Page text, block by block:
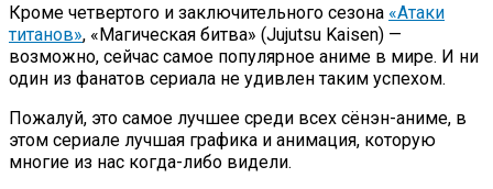
Кроме четвертого и заключительного сезона «Атаки
титанов», «Магическая битва» (Jujutsu Kaisen) —
возможно, сейчас самое популярное аниме в мире. И ни
один из фанатов сериала не удивлен таким успехом.
Пожалуй, это самое лучшее среди всех сёнэн-аниме, в
этом сериале лучшая графика и анимация, которую
многие из нас когда-либо видели.